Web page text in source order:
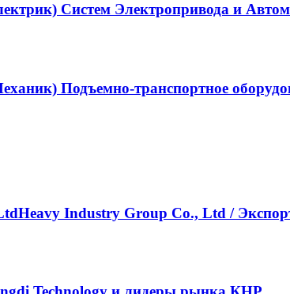
Систем Электропривода и
Подъемно-транспортное
Industry Group Co., Ltd /